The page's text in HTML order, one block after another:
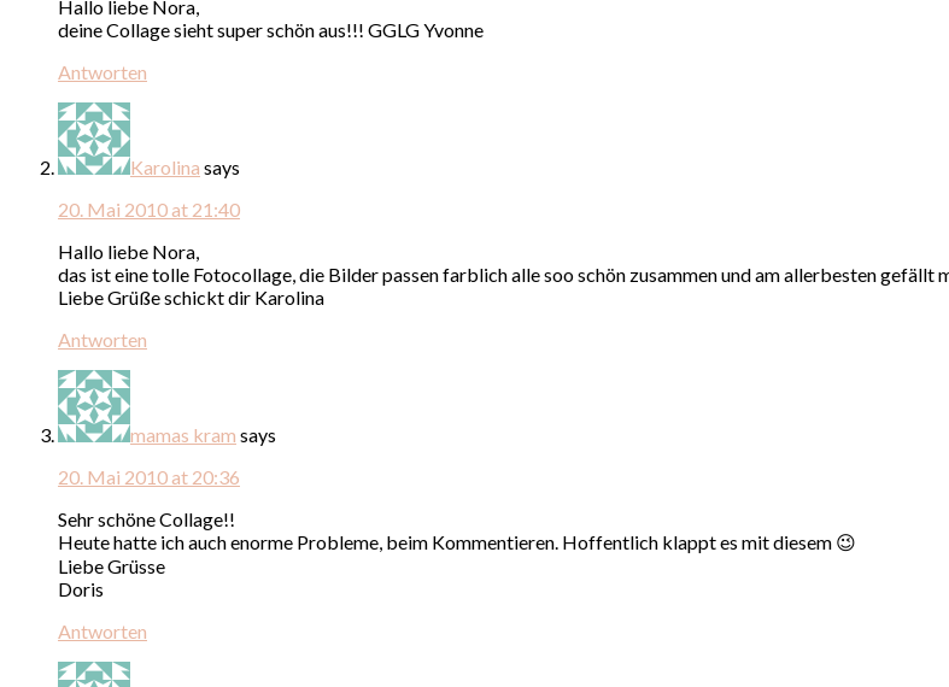
Hallo liebe Nora,
deine Collage sieht super schön aus!!! GGLG Yvonne
Antworten
Karolina says
20. Mai 2010 at 21:40
Hallo liebe Nora,
das ist eine tolle Fotocollage, die Bilder passen farblich alle soo schön zusammen und am allerbesten gefällt
Liebe Grüße schickt dir Karolina
Antworten
mamas kram says
20. Mai 2010 at 20:36
Sehr schöne Collage!!
Heute hatte ich auch enorme Probleme, beim Kommentieren. Hoffentlich klappt es mit diesem 😉
Liebe Grüsse
Doris
Antworten